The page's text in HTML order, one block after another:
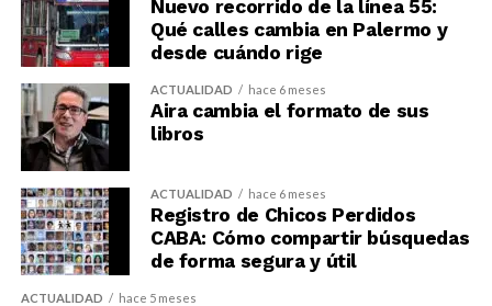
Nuevo recorrido de la línea 55:
Qué calles cambia en Palermo y
desde cuándo rige
ACTUALIDAD hace 6 meses
Aira cambia el formato de sus
libros
ACTUALIDAD hace 6 meses
Registro de Chicos Perdidos
CABA: Cómo compartir búsquedas
de forma segura y útil
ACTUALIDAD hace 5 meses